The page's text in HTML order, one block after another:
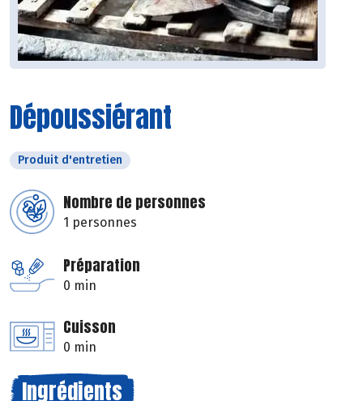
Dépoussiérant
Produit d'entretien
Nombre de personnes
1 personnes
Préparation
0 min
Cuisson
0 min
Ingrédients